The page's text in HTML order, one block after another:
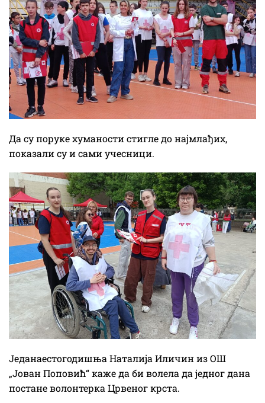
Да су поруке хуманости стигле до најмлађих,
показали су и сами учесници.
Једанаестогодишња Наталија Иличин из ОШ
„Јован Поповић“ каже да би волела да једног дана
постане волонтерка Црвеног крста.